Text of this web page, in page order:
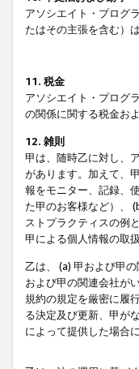
アソシエイト・プログ
たはその主張を含む）は
11. 税金
アソシエイト・プログ
の関係に関する税金お
12. 雑則
甲は、随時乙に対し、
があります。加えて、
報をモニター、記録、
た甲のお客様など）、
ストプラクティスの例
甲による個人情報の取
乙は、 (a) 甲および甲
および甲の関連会社が
規約の規定を厳密に履
る決定及び更新、甲が
によって提供した場合